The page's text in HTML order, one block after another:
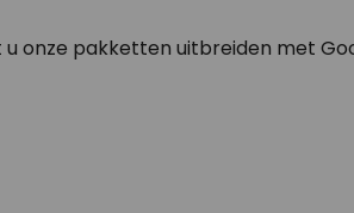
onze pakketten uitbreiden met